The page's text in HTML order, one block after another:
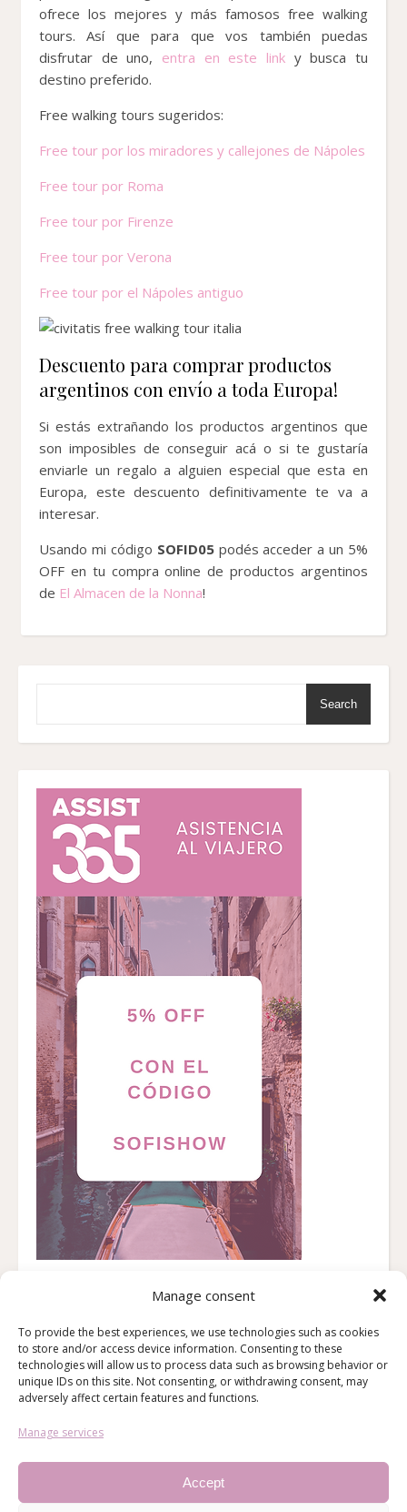
Manage consent
To provide the best experiences, we use technologies such as cookies
to store and/or access device information. Consenting to these
technologies will allow us to process data such as browsing behavior or
unique IDs on this site. Not consenting, or withdrawing consent, may
adversely affect certain features and functions.
Manage services
Accept
ofrece los mejores y más famosos free walking
tours. Así que para que vos también puedas
disfrutar de uno, entra en este link y busca tu
destino preferido.
Free walking tours sugeridos:
Free tour por los miradores y callejones de Nápoles
Free tour por Roma
Free tour por Firenze
Free tour por Verona
Free tour por el Nápoles antiguo
Descuento para comprar productos
argentinos con envío a toda Europa!
Si estás extrañando los productos argentinos que
son imposibles de conseguir acá o si te gustaría
enviarle un regalo a alguien especial que esta en
Europa, este descuento definitivamente te va a
interesar.
Usando mi código SOFID05podés acceder a un 5%
OFF en tu compra online de productos argentinos
de El Almacen de la Nonna!
Search